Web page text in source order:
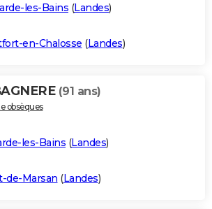
les-Bains (Landes)
en-Chalosse (Landes)
(91 ans)
obsèques
les-Bains (Landes)
de-Marsan (Landes)